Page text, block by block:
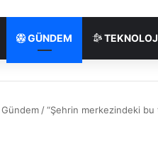
GÜNDEM
Gündem /“Şehrin merkezindeki